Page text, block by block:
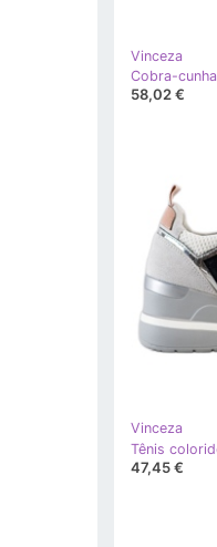
Vinceza
58,02 €
Vinceza
47,45 €